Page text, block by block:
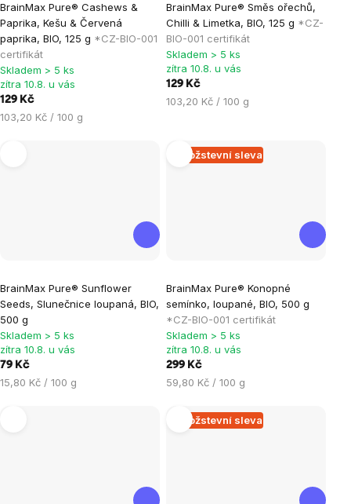
BrainMax Pure® Cashews &
Paprika, Kešu & Červená
paprika, BIO, 125 g *CZ-BIO-001
certifikát
hodnocení
produktu
je
0,0
z
Skladem > 5 ks
zítra 10.8. u vás
129 Kč
Měrná
103,20 Kč / 100 g
BrainMax Pure® Směs ořechů,
Chilli & Limetka, BIO, 125 g *CZ-
BIO-001 certifikát
hodnocení
produktu
je
5,0
z
5
Skladem > 5 ks
zítra 10.8. u vás
129 Kč
Měrná
103,20 Kč / 100 g
BrainMax Pure® Sunflower
Seeds, Slunečnice loupaná, BIO,
500 g
Skladem > 5 ks
zítra 10.8. u vás
79 Kč
Měrná
15,80 Kč / 100 g
Množstevní sleva
BrainMax Pure® Konopné
semínko, loupané, BIO, 500 g
*CZ-BIO-001 certifikát
hodnocení
produktu
je
5,0
z
5
hvězdiček.
Skladem > 5 ks
zítra 10.8. u vás
299 Kč
Měrná
59,80 Kč / 100 g
Množstevní sleva